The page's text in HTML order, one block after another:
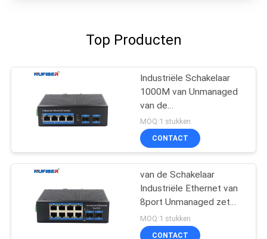
Top Producten
Industriële Schakelaar
1000M van Unmanaged
van de
bliksembescherming Din
Rail Ethernet-Schakelaar
MOQ:1 stukken
CONTACT
van de Schakelaar
Industriële Ethernet van
8port Unmanaged zet
het Industriële de
Schakelaardin Spoor op
MOQ:1 stukken
CONTACT